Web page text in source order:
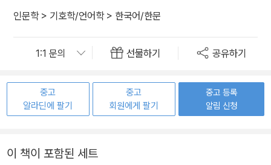
인문학> 기호학/언어학> 한국어/한문
선물하기 공유하기
중고
알라딘에 팔기
중고
회원에게 팔기
중고 등록
알림 신청
이 책이 포함된 세트